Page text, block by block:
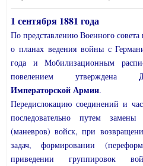
1 сентября 1881 года
По представлению Военного совета
о планах ведения войны с
года и Мобилизационным
повелением утверждена
Императорской Армии.
Передислокацию соединений и
последовательно путем
(маневров) войск, при
задач, формировании
приведении группировок